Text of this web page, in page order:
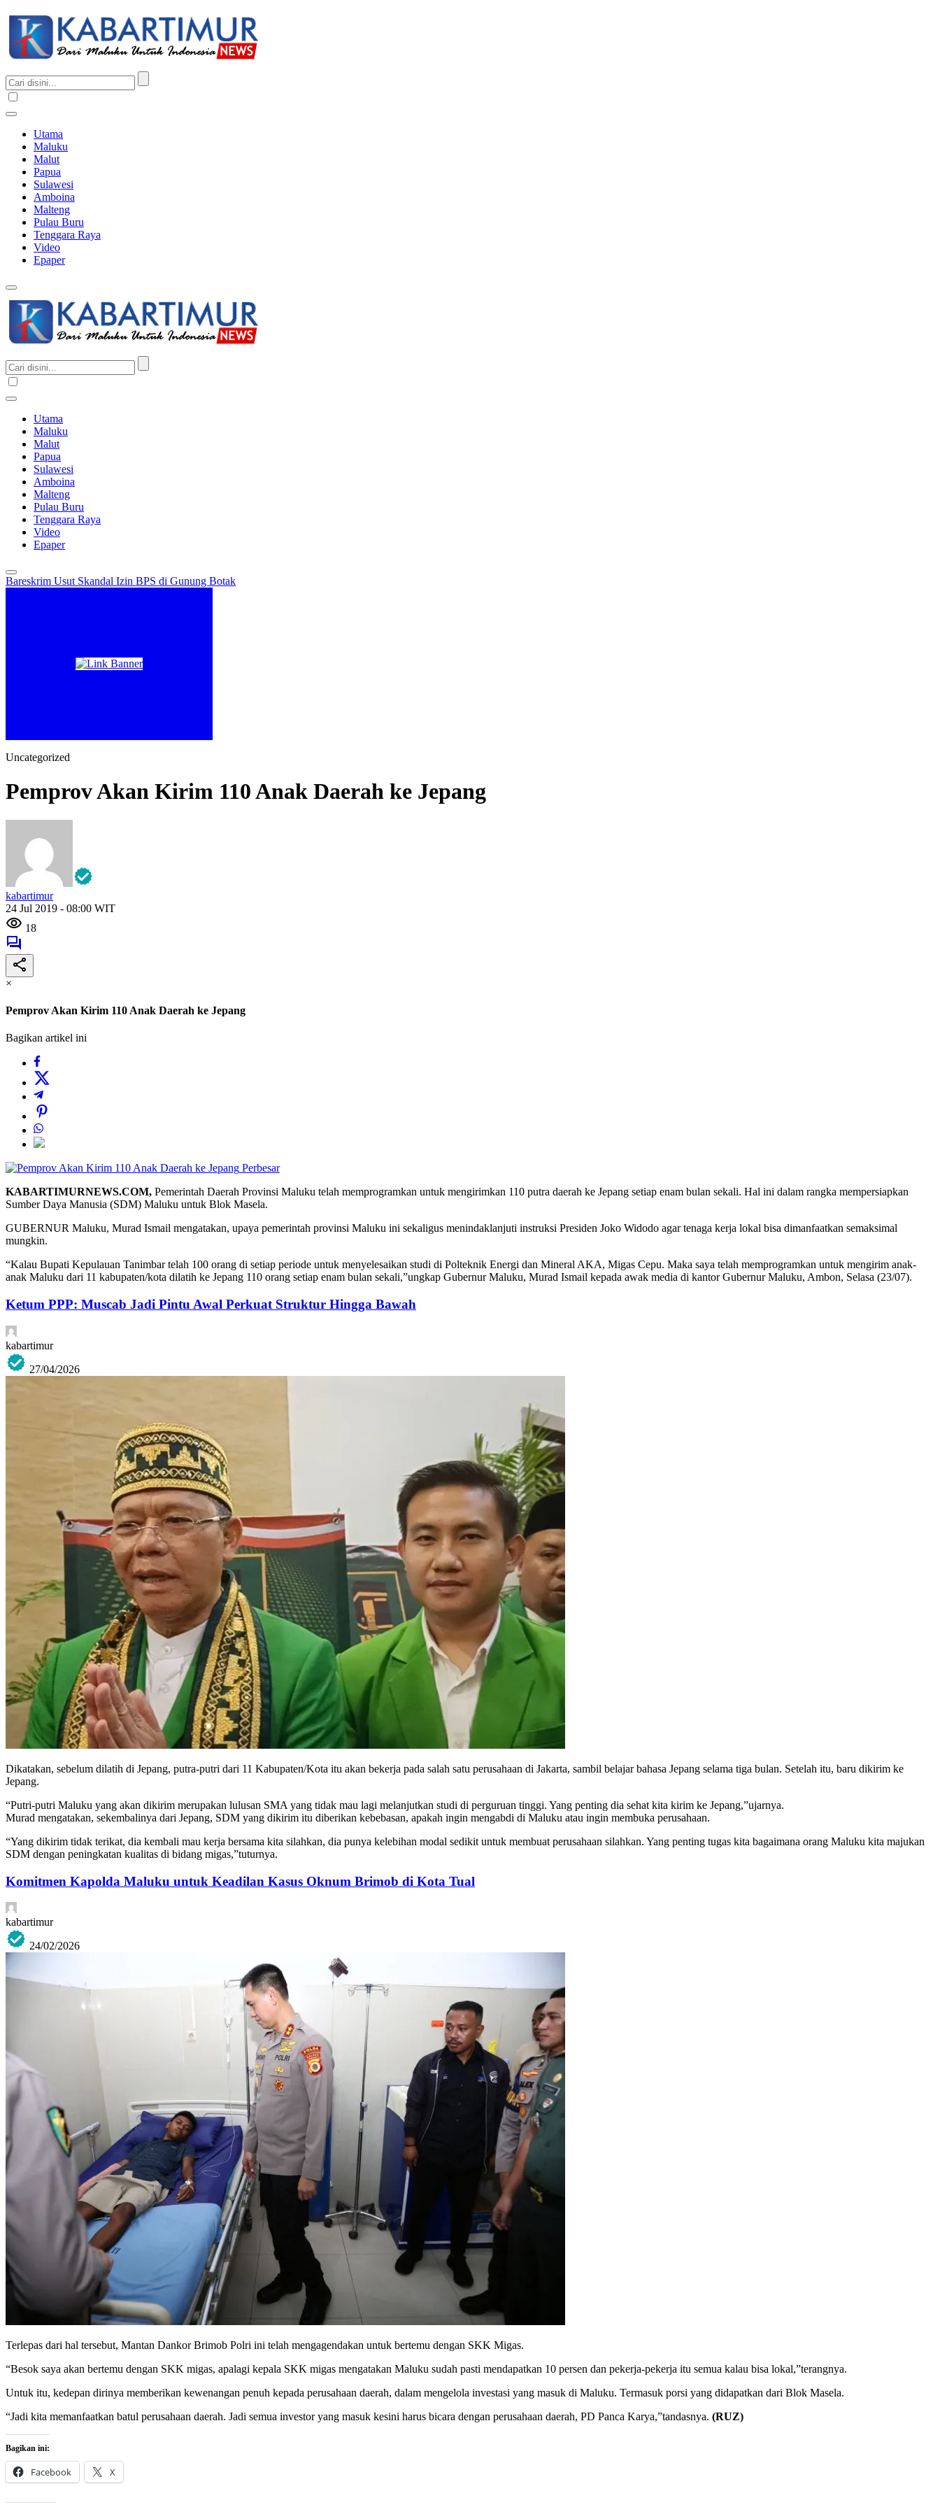
Utama
Maluku
Malut
Papua
Sulawesi
Amboina
Malteng
Pulau Buru
Tenggara Raya
Video
Epaper
Utama
Maluku
Malut
Papua
Sulawesi
Amboina
Malteng
Pulau Buru
Tenggara Raya
Video
Epaper
Bareskrim Usut Skandal Izin BPS di Gunung Botak
Uncategorized
Pemprov Akan Kirim 110 Anak Daerah ke Jepang
kabartimur
24 Jul 2019 - 08:00 WIT
18
×
Pemprov Akan Kirim 110 Anak Daerah ke Jepang
Bagikan artikel ini
Perbesar
KABARTIMURNEWS.COM, Pemerintah Daerah Provinsi Maluku telah memprogramkan untuk mengirimkan 110 putra daerah ke Jepang setiap enam bulan sekali. Hal ini dalam rangka mempersiapkan
Sumber Daya Manusia (SDM) Maluku untuk Blok Masela.
GUBERNUR Maluku, Murad Ismail mengatakan, upaya pemerintah provinsi Maluku ini sekaligus menindaklanjuti instruksi Presiden Joko Widodo agar tenaga kerja lokal bisa dimanfaatkan semaksimal
mungkin.
“Kalau Bupati Kepulauan Tanimbar telah 100 orang di setiap periode untuk menyelesaikan studi di Polteknik Energi dan Mineral AKA, Migas Cepu. Maka saya telah memprogramkan untuk mengirim anak-
anak Maluku dari 11 kabupaten/kota dilatih ke Jepang 110 orang setiap enam bulan sekali,”ungkap Gubernur Maluku, Murad Ismail kepada awak media di kantor Gubernur Maluku, Ambon, Selasa (23/07).
Ketum PPP: Muscab Jadi Pintu Awal Perkuat Struktur Hingga Bawah
kabartimur
27/04/2026
Dikatakan, sebelum dilatih di Jepang, putra-putri dari 11 Kabupaten/Kota itu akan bekerja pada salah satu perusahaan di Jakarta, sambil belajar bahasa Jepang selama tiga bulan. Setelah itu, baru dikirim ke
Jepang.
“Putri-putri Maluku yang akan dikirim merupakan lulusan SMA yang tidak mau lagi melanjutkan studi di perguruan tinggi. Yang penting dia sehat kita kirim ke Jepang,”ujarnya.
Murad mengatakan, sekembalinya dari Jepang, SDM yang dikirim itu diberikan kebebasan, apakah ingin mengabdi di Maluku atau ingin membuka perusahaan.
“Yang dikirim tidak terikat, dia kembali mau kerja bersama kita silahkan, dia punya kelebihan modal sedikit untuk membuat perusahaan silahkan. Yang penting tugas kita bagaimana orang Maluku kita majukan
SDM dengan peningkatan kualitas di bidang migas,”tuturnya.
Komitmen Kapolda Maluku untuk Keadilan Kasus Oknum Brimob di Kota Tual
kabartimur
24/02/2026
Terlepas dari hal tersebut, Mantan Dankor Brimob Polri ini telah mengagendakan untuk bertemu dengan SKK Migas.
“Besok saya akan bertemu dengan SKK migas, apalagi kepala SKK migas mengatakan Maluku sudah pasti mendapatkan 10 persen dan pekerja-pekerja itu semua kalau bisa lokal,”terangnya.
Untuk itu, kedepan dirinya memberikan kewenangan penuh kepada perusahaan daerah, dalam mengelola investasi yang masuk di Maluku. Termasuk porsi yang didapatkan dari Blok Masela.
“Jadi kita memanfaatkan batul perusahaan daerah. Jadi semua investor yang masuk kesini harus bicara dengan perusahaan daerah, PD Panca Karya,”tandasnya. (RUZ)
Bagikan ini:
Facebook X